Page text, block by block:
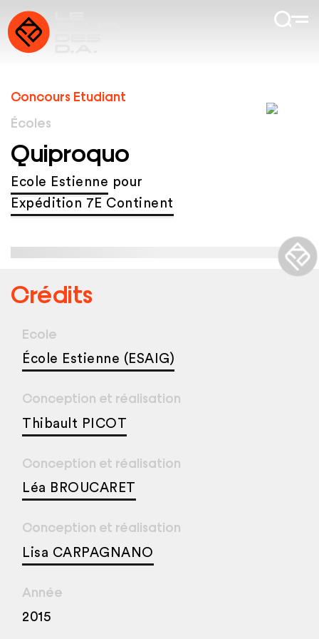
Concours Etudiant
Écoles
Quiproquo
Ecole Estienne pour
Expédition 7E Continent
Crédits
Ecole
École Estienne (ESAIG)
Conception et réalisation
Thibault PICOT
Conception et réalisation
Léa BROUCARET
Conception et réalisation
Lisa CARPAGNANO
Année
2015